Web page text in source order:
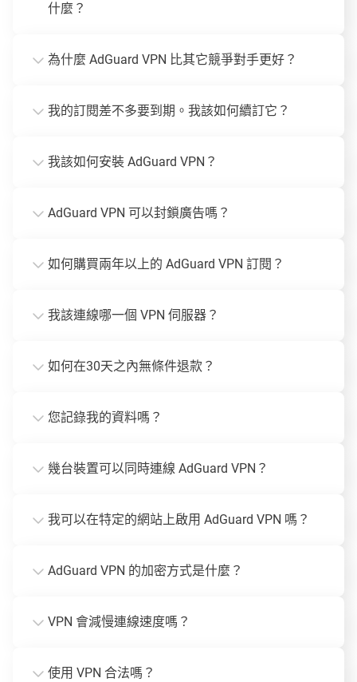
什麼？
為什麼 AdGuard VPN 比其它競爭對手更好？
我的訂閱差不多要到期。我該如何續訂它？
我該如何安裝 AdGuard VPN？
AdGuard VPN 可以封鎖廣告嗎？
如何購買兩年以上的 AdGuard VPN 訂閱？
我該連線哪一個 VPN 伺服器？
如何在30天之內無條件退款？
您記錄我的資料嗎？
幾台裝置可以同時連線 AdGuard VPN？
我可以在特定的網站上啟用 AdGuard VPN 嗎？
AdGuard VPN 的加密方式是什麼？
VPN 會減慢連線速度嗎？
使用 VPN 合法嗎？